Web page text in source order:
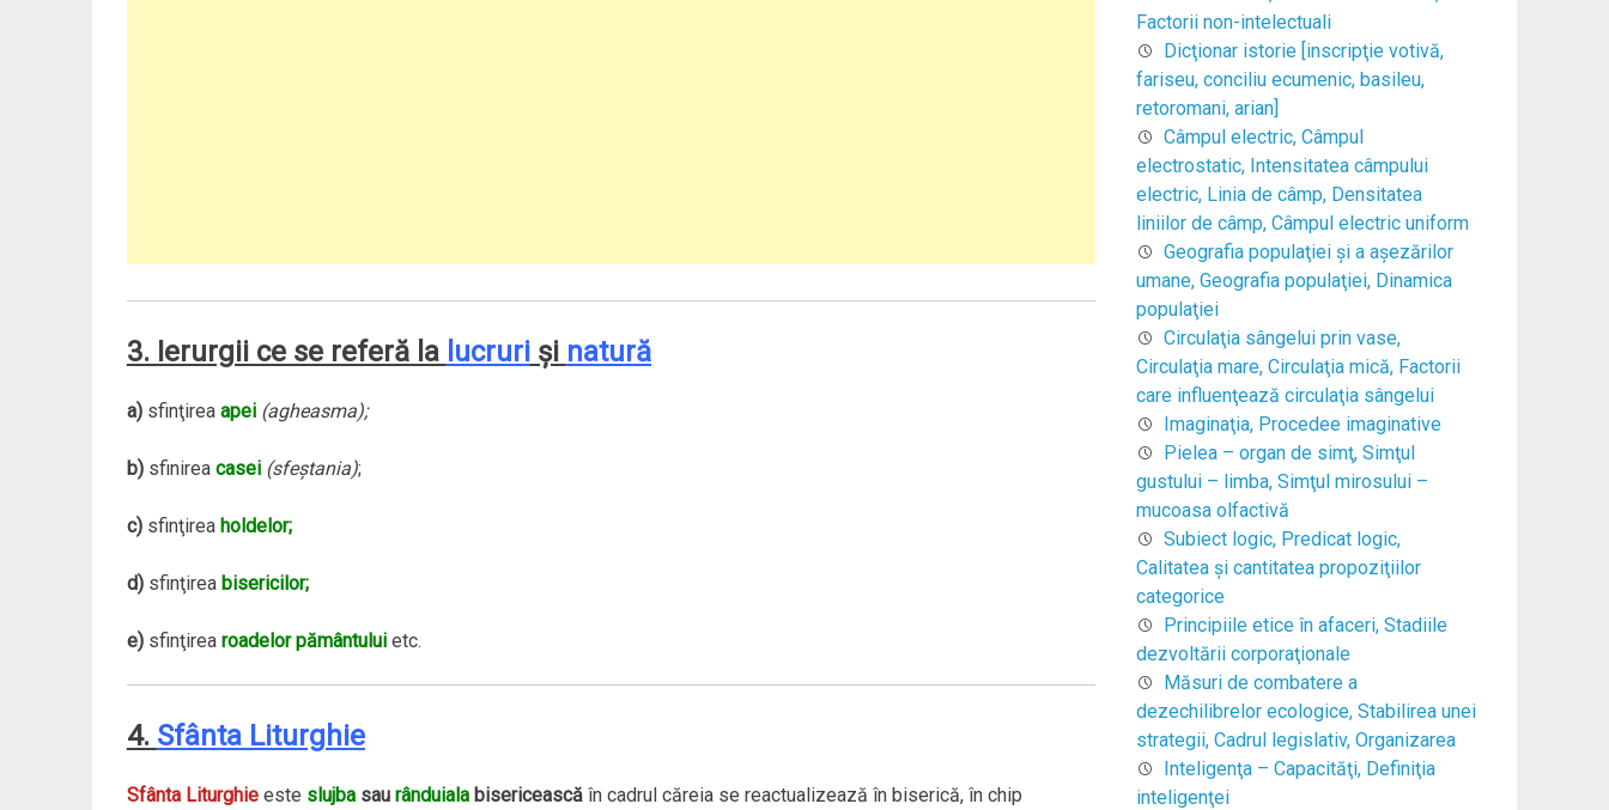
3. Ierurgii ce se referă la lucrurişi natură
a)sfinţirea apei (agheasma);
b)sfinirea casei (sfeştania);
c)sfinţirea holdelor;
d)sfinţirea bisericilor;
e)sfinţirea roadelor pământuluietc.
4. Sfânta Liturghie
Sfânta Liturghieeste slujbasau rânduialabisericeascăîn cadrul căreia se reactualizează în biserică, în chip
Factorii non-intelectuali
Dicţionar istorie [inscripţie votivă,
fariseu, conciliu ecumenic, basileu,
retoromani, arian]
Câmpul electric, Câmpul
electrostatic, Intensitatea câmpului
electric, Linia de câmp, Densitatea
liniilor de câmp, Câmpul electric uniform
Geografia populaţiei şi a aşezărilor
umane, Geografia populaţiei, Dinamica
populaţiei
Circulaţia sângelui prin vase,
Circulaţia mare, Circulaţia mică, Factorii
care influenţează circulaţia sângelui
Imaginaţia, Procedee imaginative
Pielea – organ de simţ, Simţul
gustului – limba, Simţul mirosului –
mucoasa olfactivă
Subiect logic, Predicat logic,
Calitatea şi cantitatea propoziţiilor
categorice
Principiile etice în afaceri, Stadiile
dezvoltării corporaţionale
Măsuri de combatere a
dezechilibrelor ecologice, Stabilirea unei
strategii, Cadrul legislativ, Organizarea
Inteligenţa – Capacităţi, Definiţia
inteligenţei